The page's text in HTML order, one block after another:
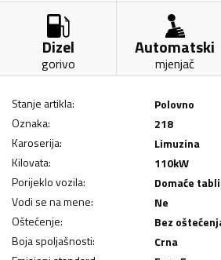
Dizel
gorivo
Automatski
mjenjač
Stanje artikla:
Polovno
Oznaka:
218
Karoserija:
Limuzina
Kilovata: 110kW
Porijeklo vozila:
Domaće
Vodi se na mene:
Ne
Oštećenje:
Bez
Boja spoljašnosti:
Crna